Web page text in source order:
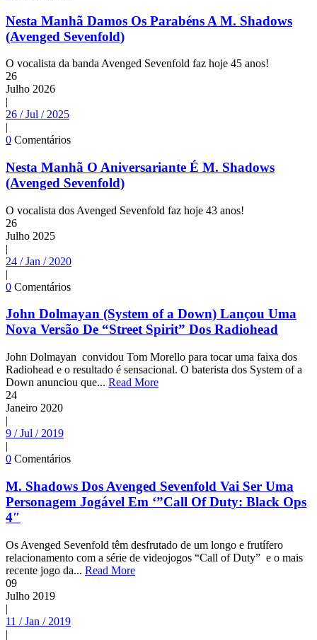
Nesta Manhã Damos Os Parabéns A M. Shadows
(Avenged Sevenfold)
O vocalista da banda Avenged Sevenfold faz hoje 45 anos!
26
Julho 2026
|
26 / Jul / 2025
|
0 Comentários
Nesta Manhã O Aniversariante É M. Shadows
(Avenged Sevenfold)
O vocalista dos Avenged Sevenfold faz hoje 43 anos!
26
Julho 2025
|
24 / Jan / 2020
|
0 Comentários
John Dolmayan (System of a Down) Lançou Uma
Nova Versão De “Street Spirit” Dos Radiohead
John Dolmayan convidou Tom Morello para tocar uma faixa dos
Radiohead e o resultado é sensacional. O baterista dos System of a
Down anunciou que... Read More
24
Janeiro 2020
|
9 / Jul / 2019
|
0 Comentários
M. Shadows Dos Avenged Sevenfold Vai Ser Uma
Personagem Jogável Em ‘”Call Of Duty: Black Ops
4″
Os Avenged Sevenfold têm desfrutado de um longo e frutífero
relacionamento com a série de videojogos “Call of Duty” e o mais
recente jogo da... Read More
09
Julho 2019
|
11 / Jan / 2019
|